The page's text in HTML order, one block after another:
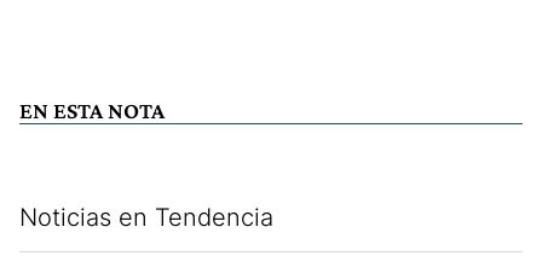
EN ESTA NOTA
Noticias en Tendencia